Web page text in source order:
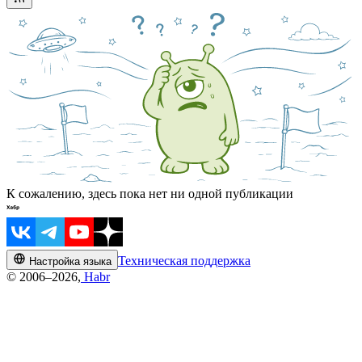
К сожалению, здесь пока нет ни одной публикации
Настройка языка Техническая поддержка
© 2006–2026, Habr